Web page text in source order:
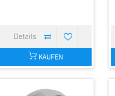
KAUFEN